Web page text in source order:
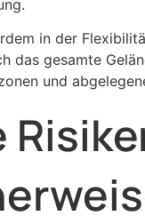
in der
das gesamte
und